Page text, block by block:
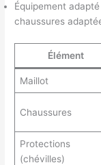
Équipement
chaussures
Élément
Maillot
Chaussures
Protections
(chévilles)